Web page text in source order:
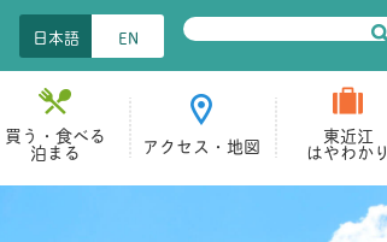
日本語 EN
買う・食べる
泊まる アクセス・地図 東近江
はやわかり